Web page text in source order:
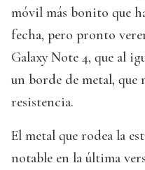
móvil más bonito que
fecha, pero pronto
Galaxy Note 4, que al
un borde de metal, que
resistencia.
El metal que rodea la
notable en la última